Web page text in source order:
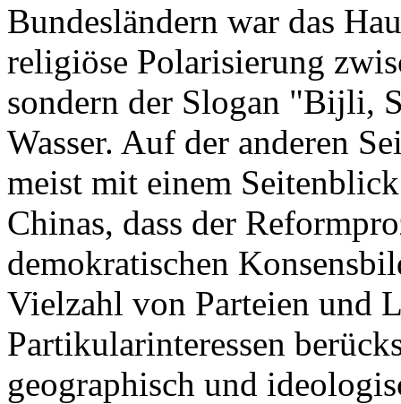
Bundesländern war das
religiöse Polarisierung
sondern der Slogan "Bijli,
Wasser. Auf der anderen
meist mit einem
Chinas, dass der
demokratischen
Vielzahl von Parteien und
Partikularinteressen
geographisch und